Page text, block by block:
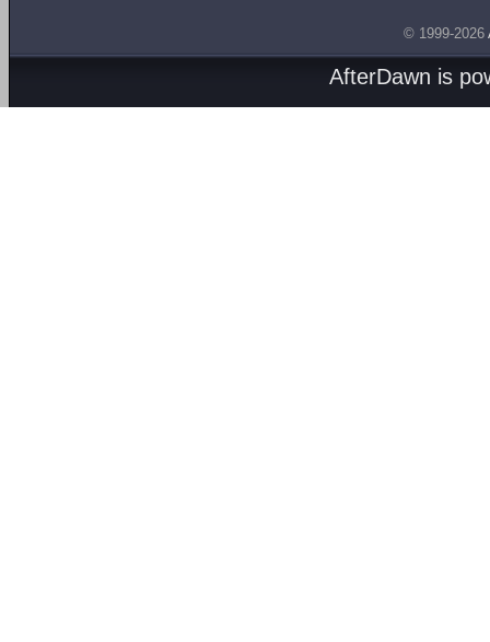
© 1999-2026
AfterDawn is